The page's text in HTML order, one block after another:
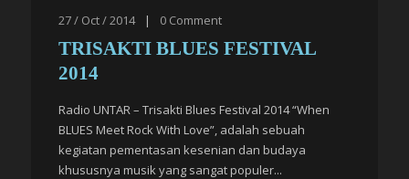
27 / Oct / 2014 | 0 Comment
TRISAKTI BLUES FESTIVAL
2014
Radio UNTAR – Trisakti Blues Festival 2014 “When
BLUES Meet Rock With Love”, adalah sebuah
kegiatan pementasan kesenian dan budaya
khususnya musik yang sangat populer...